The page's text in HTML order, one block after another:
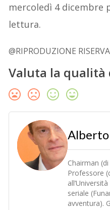
mercoledì 4 dicembre
lettura.
@RIPRODUZIONE
Valuta la qualità
Chairman
Professore
seriale
avventura).